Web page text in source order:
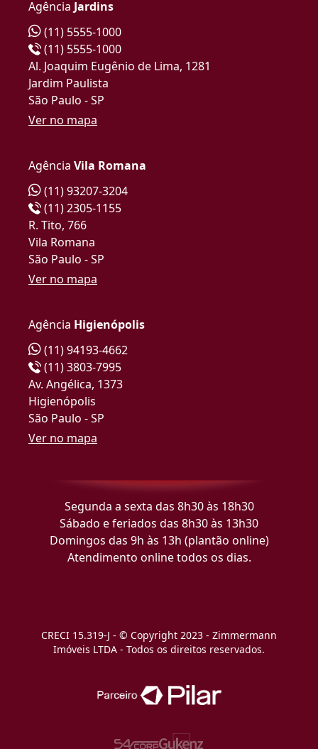
Agência Jardins
(11) 5555-1000
(11) 5555-1000
Al. Joaquim Eugênio de Lima, 1281
Jardim Paulista
São Paulo - SP
Ver no mapa
Agência Vila Romana
(11) 93207-3204
(11) 2305-1155
R. Tito, 766
Vila Romana
São Paulo - SP
Ver no mapa
Agência Higienópolis
(11) 94193-4662
(11) 3803-7995
Av. Angélica, 1373
Higienópolis
São Paulo - SP
Ver no mapa
Segunda a sexta das 8h30 às 18h30
Sábado e feriados das 8h30 às 13h30
Domingos das 9h às 13h (plantão online)
Atendimento online todos os dias.
CRECI 15.319-J - © Copyright 2023 - Zimmermann
Imóveis LTDA - Todos os direitos reservados.